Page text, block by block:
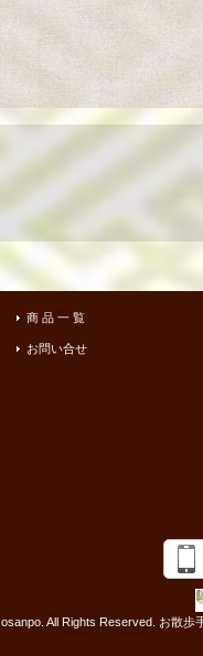
商 品 一 覧
お問い合せ
All Rights Reserved. お散